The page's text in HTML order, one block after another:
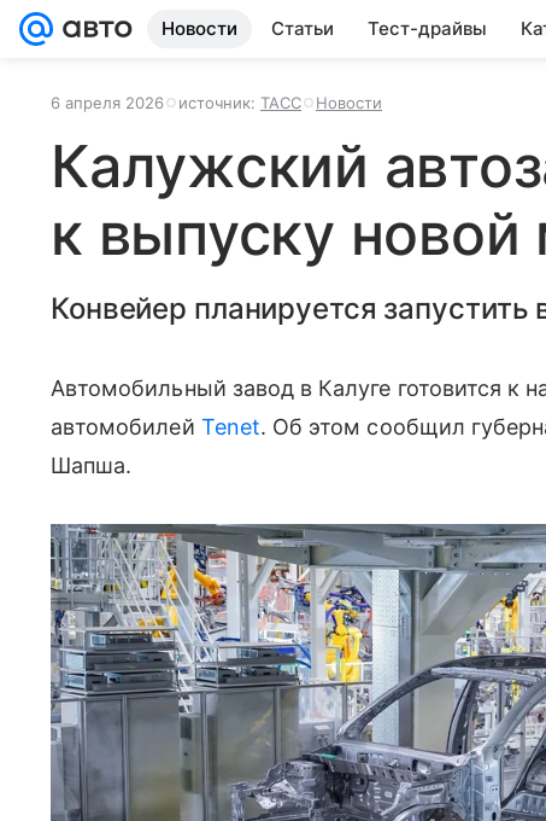
Новости Статьи Тест-драйвы
6 апреля 2026 источник: ТАСС Новости
Калужский
к выпуску
Конвейер планируется запустить
Автомобильный завод в Калуге готовится к
автомобилей Tenet. Об этом сообщил
Шапша.